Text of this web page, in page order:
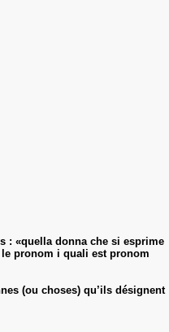
: «quella donna che si esprime
pronom i quali est pronom
(ou choses) qu’ils désignent